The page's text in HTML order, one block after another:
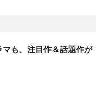
も、注目作＆話題作が